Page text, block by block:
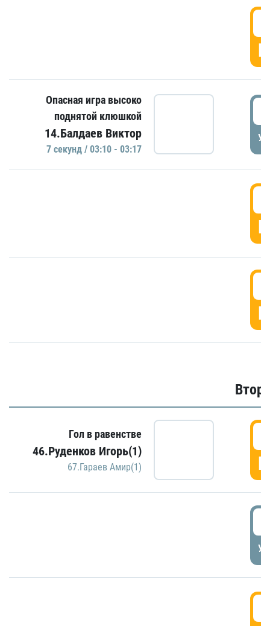
Опасная игра высоко
поднятой клюшкой
14.Балдаев Виктор
7 секунд / 03:10 - 03:17
Гол в равенстве
46.Руденков Игорь(1)
67.Гараев Амир(1)